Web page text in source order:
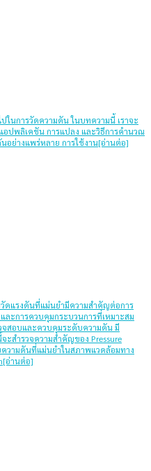
ในการวัดความดัน ในบทความนี้ เราจะ
อปพลิเคชัน การแปลง และวิธีการคำนวณ
อย่างแพร่หลาย การใช้งาน[อ่านต่อ]
ดแรงดันที่แม่นยำมีความสำคัญต่อการ
ะการควบคุมกระบวนการที่เหมาะสม
สอบและควบคุมระดับความดัน มี
สำรวจความสำคัญของ Pressure
วามดันที่แม่นยำในสภาพแวดล้อมทาง
อ่านต่อ]